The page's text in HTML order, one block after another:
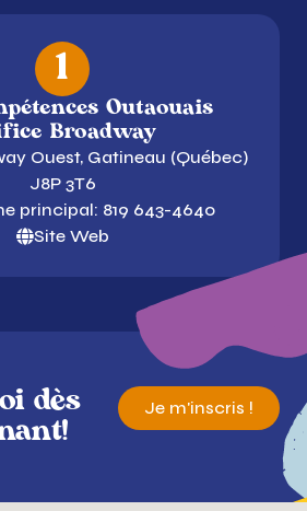
1
Outaouais
Broadway
Ouest, Gatineau (Québec)
J8P 3T6
principal: 819 643-4640
Site Web
dès
Je m'inscris !